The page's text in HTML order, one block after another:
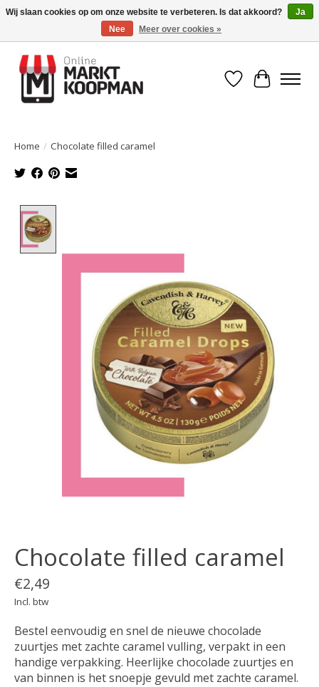
Voor 15:00 besteld, morgen in huis!
Verlanglijst
Home / Chocolate filled caramel
Chocolate filled caramel
€2,49
Incl. btw
Bestel eenvoudig en snel de nieuwe chocolade
zuurtjes met zachte caramel vulling, verpakt in een
handige verpakking. Heerlijke chocolade zuurtjes en
van binnen is het snoepje gevuld met zachte caramel.
Wij slaan cookies op om onze website te verbeteren. Is dat akkoord?
Ja
Nee
Meer over cookies »